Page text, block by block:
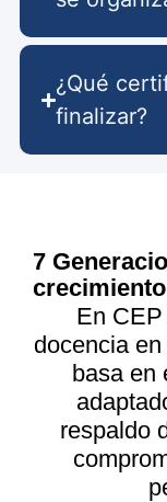
¿Qué
finalizar?
7
En
docencia
basa en
respaldo